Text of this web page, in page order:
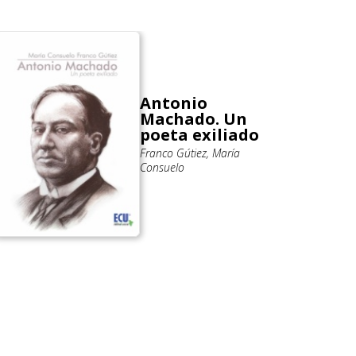
Antonio
Machado. Un
poeta exiliado
Franco Gútiez, María
Consuelo